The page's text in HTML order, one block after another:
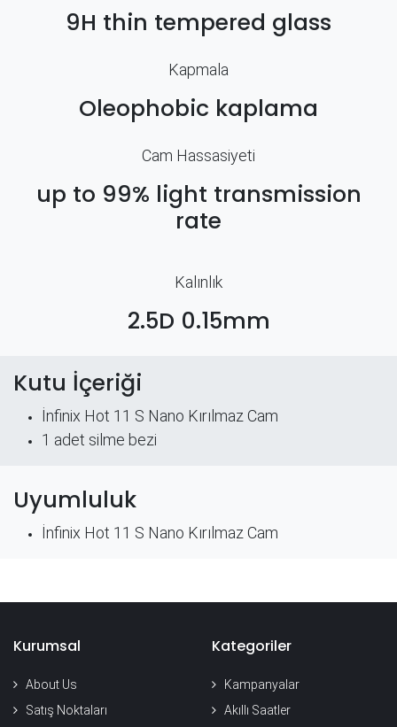
9H thin tempered glass
Kapmala
Oleophobic kaplama
Cam Hassasiyeti
up to 99% light transmission
rate
Kalınlık
2.5D 0.15mm
Kutu İçeriği
İnfinix Hot 11 S Nano Kırılmaz Cam
​1 adet silme bezi
Uyumluluk
İnfinix Hot 11 S Nano Kırılmaz Cam
Kurumsal
About Us
Satış Noktaları
Kategoriler
Kampanyalar
Akıllı Saatler